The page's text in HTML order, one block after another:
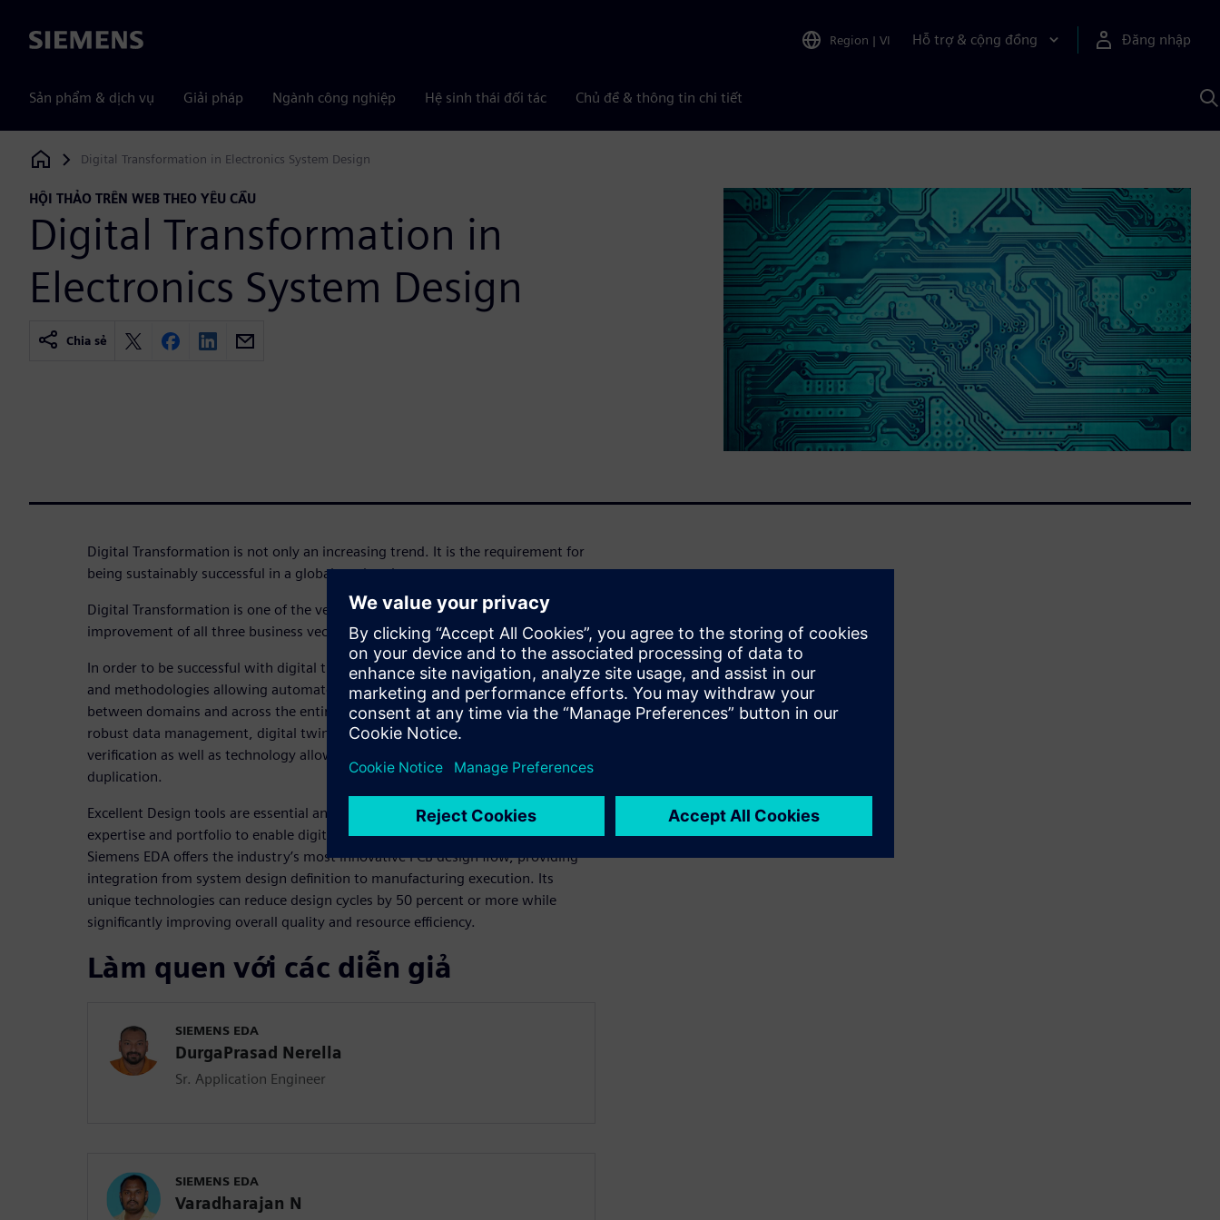
Siemens Region | VI Hỗ trợ & cộng đồng Đăng nhập
Sản phẩm & dịch vụ Giải pháp Ngành công nghiệp Hệ sinh thái đối tác Chủ đề & thông tin chi tiết
Siemens Digital Industries Software
Digital Transformation in Electronics System Design
HỘI THẢO TRÊN WEB THEO YÊU CẦU
Digital Transformation in
Electronics System Design
Chia sẻ
Digital Transformation is not only an increasing trend. It is the requirement for
being sustainably successful in a global marketplace.
Digital Transformation is one of the very few strategies allowing for
improvement of all three business vectors: cost, efficiency, and innovation.
In order to be successful with digital transformation, companies require tools
and methodologies allowing automated collaboration and digitalization
between domains and across the entire lifecycle. In addition, companies require
robust data management, digital twin strategies for early modeling and
verification as well as technology allowing remote collaboration without data
duplication.
Excellent Design tools are essential and you need a partner that has the
expertise and portfolio to enable digital transformation beyond one domain.
Siemens EDA offers the industry’s most innovative PCB design flow, providing
integration from system design definition to manufacturing execution. Its
unique technologies can reduce design cycles by 50 percent or more while
significantly improving overall quality and resource efficiency.
Làm quen với các diễn giả
SIEMENS EDA
DurgaPrasad Nerella
Sr. Application Engineer
SIEMENS EDA
Varadharajan N